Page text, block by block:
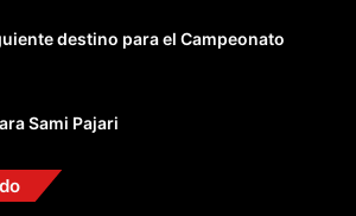
destino para el Campeonato
Sami Pajari